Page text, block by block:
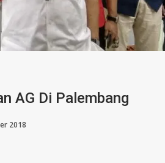
AG Di Palembang
2018